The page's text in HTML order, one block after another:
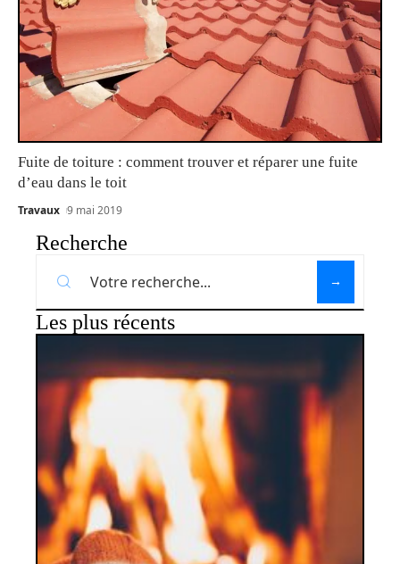
Fuite de toiture : comment trouver et réparer une fuite
d’eau dans le toit
Travaux 9 mai 2019
Recherche
Les plus récents